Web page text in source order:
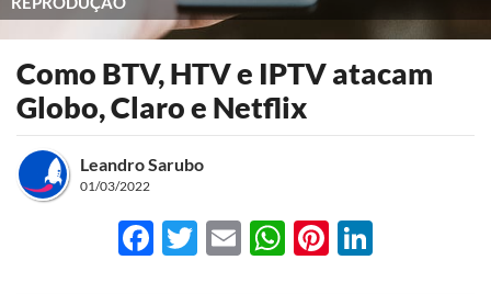
Como BTV, HTV e IPTV atacam
Globo, Claro e Netflix
Leandro Sarubo
01/03/2022
Facebook
Twitter
EmailWhatsApp
Pinterest